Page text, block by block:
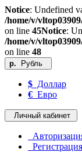
Notice: Undefined
/home/v/
on line 45Notice:
/home/v/
on line 48
р. Рубль
$ Доллар
€ Евро
Личный кабинет
Регистрация